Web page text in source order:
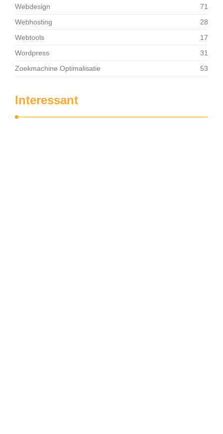
Webdesign
71
Webhosting
28
Webtools
17
Wordpress
31
Zoekmachine Optimalisatie
53
Interessant